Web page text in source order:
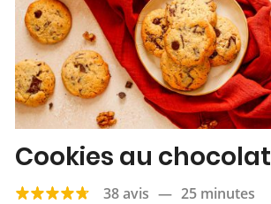
Cookies au chocolat
38 avis — 25 minutes